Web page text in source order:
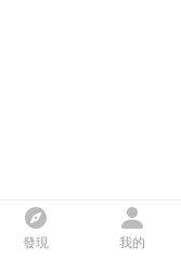
發現 我的